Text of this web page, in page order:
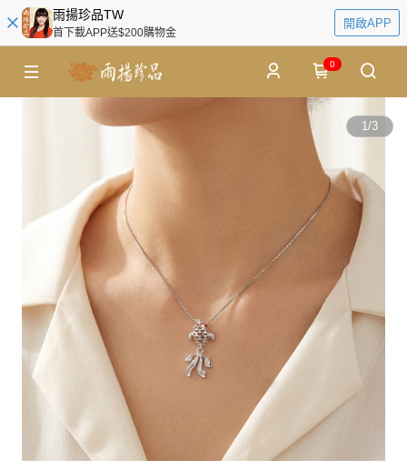
雨揚珍品TW
首下載APP送$200購物金
開啟APP
0
1/3